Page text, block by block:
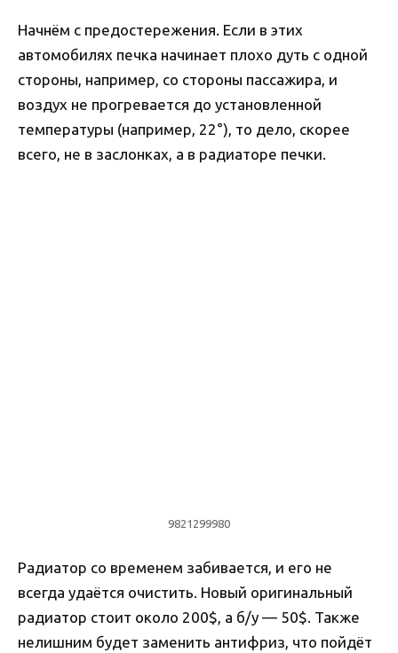
Начнём с предостережения. Если в этих
автомобилях печка начинает плохо дуть с одной
стороны, например, со стороны пассажира, и
воздух не прогревается до установленной
температуры (например, 22°), то дело, скорее
всего, не в заслонках, а в радиаторе печки.
9821299980
Радиатор со временем забивается, и его не
всегда удаётся очистить. Новый оригинальный
радиатор стоит около 200$, а б/у — 50$. Также
нелишним будет заменить антифриз, что пойдёт